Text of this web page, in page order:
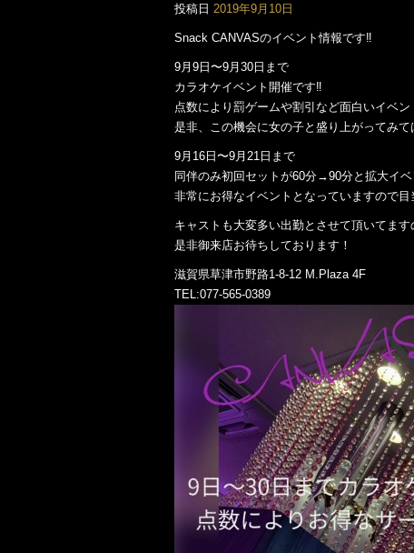
投稿日 2019年9月10日
Snack CANVASのイベント情報です‼️
9月9日〜9月30日まで
カラオケイベント開催です‼️
点数により罰ゲームや割引など面白いイベン
是非、この機会に女の子と盛り上がってみて
9月16日〜9月21日まで
同伴のみ初回セットが60分→90分と拡大イベ
非常にお得なイベントとなっていますので
キャストも大変多い出勤とさせて頂いてます
是非御来店お待ちしております！
滋賀県草津市野路1-8-12 M.Plaza 4F
TEL:077-565-0389